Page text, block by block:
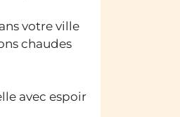
votre ville
chaudes
avec espoir